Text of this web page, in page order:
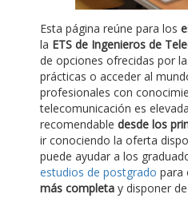
Esta página reúne para los
la ETS de Ingenieros de
de opciones ofrecidas por
prácticas o acceder al
profesionales con
telecomunicación es
recomendable desde los
ir conociendo la oferta
puede ayudar a los
estudios de postgrado para
más completa y disponer